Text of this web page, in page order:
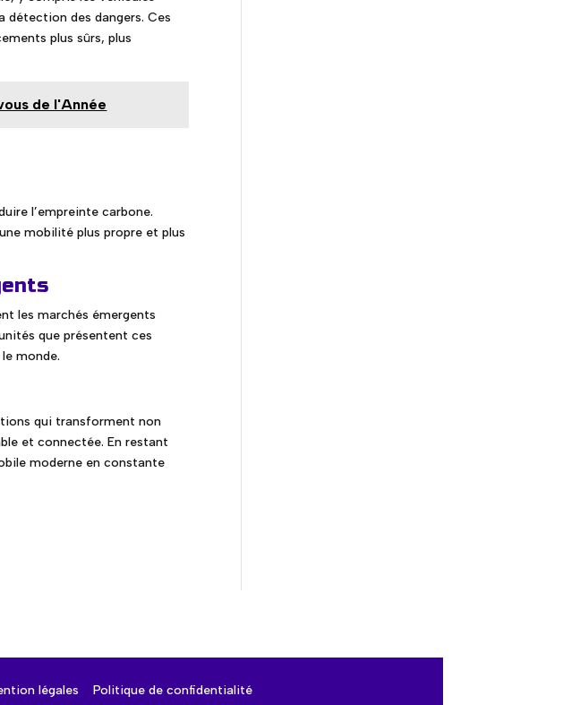
détection des dangers. Ces
plus sûrs, plus
de l'Année
l’empreinte carbone.
mobilité plus propre et plus
les marchés émergents
que présentent ces
monde.
qui transforment non
et connectée. En restant
moderne en constante
légales Politique de confidentialité